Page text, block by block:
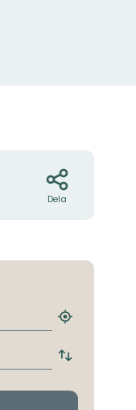
Dela
Hitta
hållplats
Byt
och